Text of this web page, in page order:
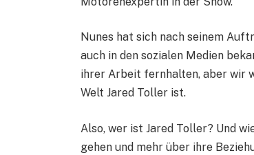
Nunes hat sich nach seinem
auch in den sozialen Medien
ihrer Arbeit fernhalten, aber wir
Welt Jared Toller ist.
Also, wer ist Jared Toller? Und
gehen und mehr über ihre